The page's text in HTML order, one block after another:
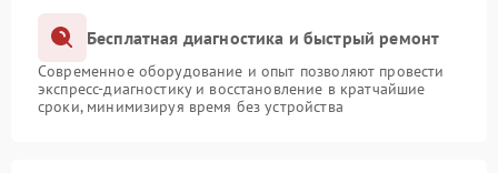
Бесплатная диагностика и быстрый ремонт
Современное оборудование и опыт позволяют провести
экспресс-диагностику и восстановление в кратчайшие
сроки, минимизируя время без устройства